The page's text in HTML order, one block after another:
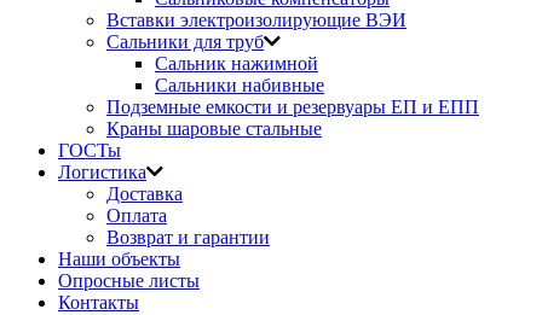
Вставки электроизолирующие ВЭИ
Сальники для труб
Сальник нажимной
Сальники набивные
Подземные емкости и резервуары ЕП и ЕПП
Краны шаровые стальные
ГОСТы
Логистика
Доставка
Оплата
Возврат и гарантии
Наши объекты
Опросные листы
Контакты